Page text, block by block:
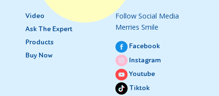
Video
Ask The Expert
Products
Buy Now
Follow Social Media
Merries Smile
Facebook
Instagram
Youtube
Tiktok